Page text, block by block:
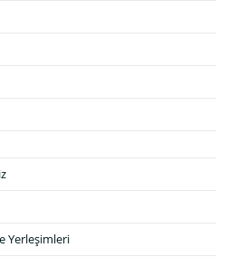
Yerleşimleri